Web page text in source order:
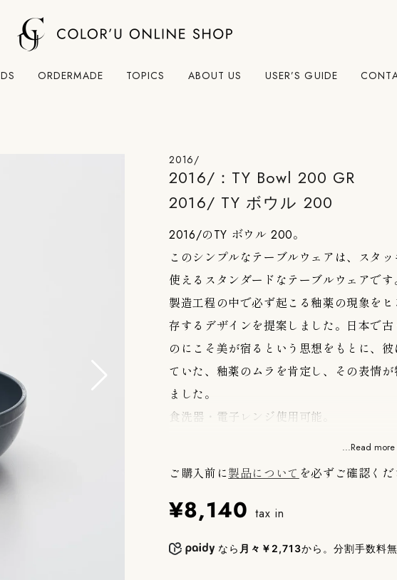
ORDERMADE TOPICS ABOUT US USER’S GUIDE
2016/
2016/：TY Bowl 200 GR
2016/ TY ボウル 200
2016/のTY ボウル 200。
このシンプルなテーブルウェアは、スタ
使えるスタンダードなテーブルウェアで
製造工程の中で必ず起こる釉薬の現象を
存するデザインを提案しました。日本で
のにこそ美が宿るという思想をもとに、
ていた、釉薬のムラを肯定し、その表情
ました。
食洗器・電子レンジ使用可能。
クリエイティブディレクターである柳原照
に寄り添う新たなスタンダードを生み出し
...Read more
ご購入前に製品について を必ずご確認くだ
¥8,140 tax in
なら 月々￥2,713から。分割手数料